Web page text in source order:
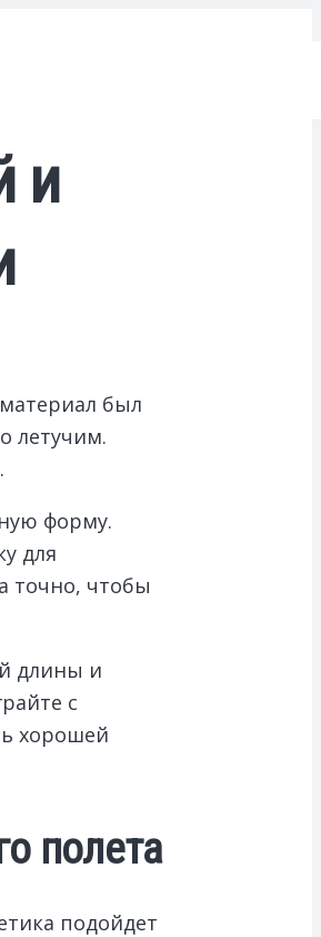
и
был
летучим.
форму.
для
точно, чтобы
длины и
с
хорошей
полета
подойдет